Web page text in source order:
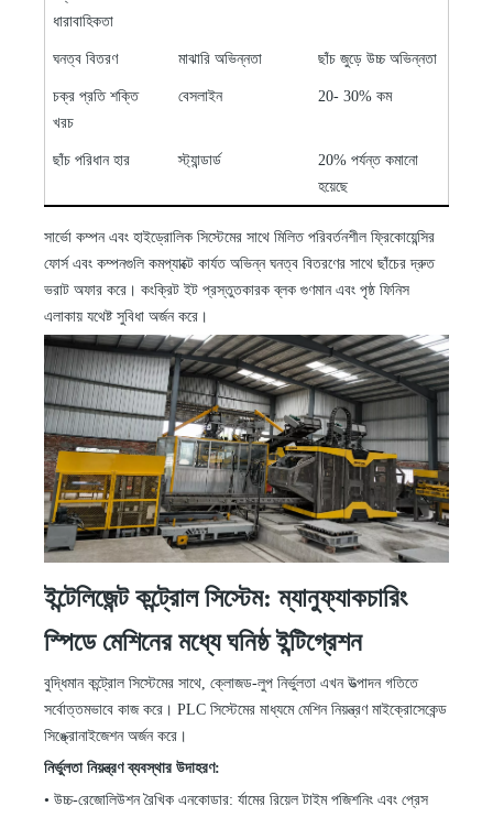
ধারাবাহিকতা
ঘনত্ব বিতরণ মাঝারি অভিন্নতা ছাঁচ জুড়ে উচ্চ অভিন্নতা
চক্র প্রতি শক্তি
খরচ
বেসলাইন 20- 30% কম
ছাঁচ পরিধান হার স্ট্যান্ডার্ড
20% পর্যন্ত কমানো
হয়েছে
সার্ভো কম্পন এবং হাইড্রোলিক সিস্টেমের সাথে মিলিত পরিবর্তনশীল ফ্রিকোয়েন্সির
ফোর্স এবং কম্পনগুলি কমপ্যাক্টে কার্যত অভিন্ন ঘনত্ব বিতরণের সাথে ছাঁচের দ্রুত
ভরাট অফার করে। কংক্রিট ইট প্রস্তুতকারক ব্লক গুণমান এবং পৃষ্ঠ ফিনিস
এলাকায় যথেষ্ট সুবিধা অর্জন করে।
ইন্টেলিজেন্ট কন্ট্রোল সিস্টেম: ম্যানুফ্যাকচারিং
স্পিডে মেশিনের মধ্যে ঘনিষ্ঠ ইন্টিগ্রেশন
বুদ্ধিমান কন্ট্রোল সিস্টেমের সাথে, ক্লোজড-লুপ নির্ভুলতা এখন উত্পাদন গতিতে
সর্বোত্তমভাবে কাজ করে। PLC সিস্টেমের মাধ্যমে মেশিন নিয়ন্ত্রণ মাইক্রোসেকেন্ড
সিঙ্ক্রোনাইজেশন অর্জন করে।
নির্ভুলতা নিয়ন্ত্রণ ব্যবস্থার উদাহরণ:
• উচ্চ-রেজোলিউশন রৈখিক এনকোডার: র্যামের রিয়েল টাইম পজিশনিং এবং প্রেস